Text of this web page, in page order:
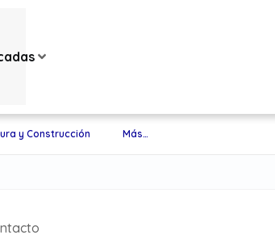
y Construcción Más…